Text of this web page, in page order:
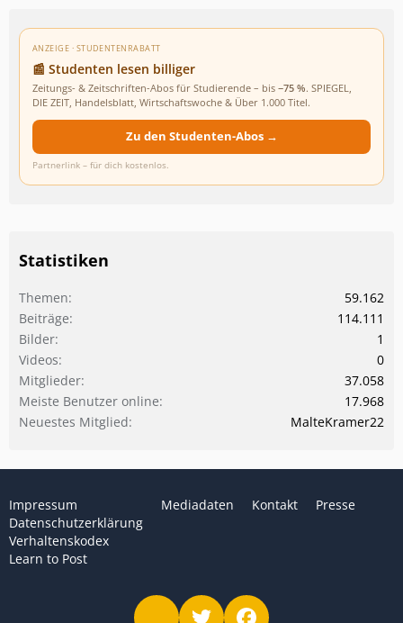
ANZEIGE · STUDENTENRABATT
📰 Studenten lesen billiger
Zeitungs- & Zeitschriften-Abos für Studierende – bis −75 %. SPIEGEL,
DIE ZEIT, Handelsblatt, Wirtschaftswoche & Über 1.000 Titel.
Zu den Studenten-Abos →
Partnerlink – für dich kostenlos.
Statistiken
Themen
59.162
Beiträge
114.111
Bilder
1
Videos
0
Mitglieder
37.058
Meiste Benutzer online
17.968
Neuestes Mitglied
MalteKramer22
Impressum
Datenschutzerklärung
Verhaltenskodex
Learn to Post
Mediadaten Kontakt Presse